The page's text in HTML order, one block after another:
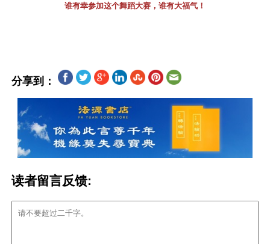
谁有幸参加这个舞蹈大赛，谁有大福气！
分享到：
读者留言反馈: